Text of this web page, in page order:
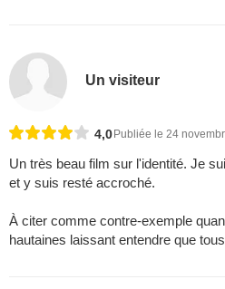
Un visiteur
4,0Publiée le 24
Un très beau film sur l'identité. Je
et y suis resté accroché.
À citer comme contre-exemple
hautaines laissant entendre que